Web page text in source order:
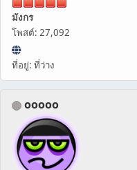
มังกร
โพสต์: 27,092
ที่อยู่: ที่ว่าง
ooooo